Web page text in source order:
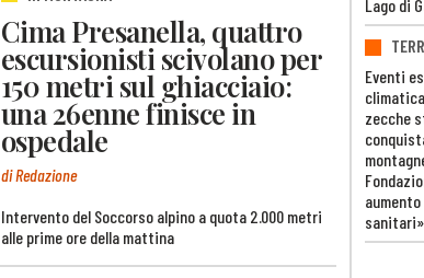
Cima Presanella, quattro
escursionisti scivolano per
150 metri sul ghiacciaio:
una 26enne finisce in
ospedale
di Redazione
Intervento del Soccorso alpino a quota 2.000 metri
alle prime ore della mattina
Lago di
Eventi
zecche
sanitari»